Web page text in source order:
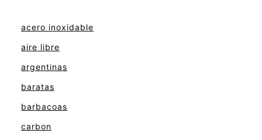
acero inoxidable
aire libre
argentinas
baratas
barbacoas
carbon